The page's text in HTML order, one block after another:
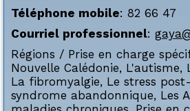
Téléphone mobile: 82 66 47
Courriel professionnel:
Régions / Prise en charge
Nouvelle Calédonie, L'autisme,
La fibromyalgie, Le stress
syndrome abandonnique, Les